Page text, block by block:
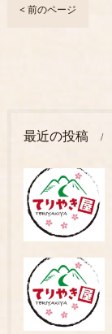
< 前のページ
最近の投稿